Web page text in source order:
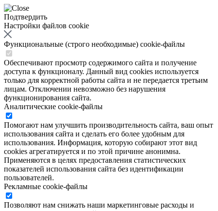
Подтвердить
Настройки файлов cookie
Функциональные (строго необходимые) cookie-файлы
Обеспечивают просмотр содержимого сайта и получение
доступа к функционалу. Данный вид cookies используется
только для корректной работы сайта и не передается третьим
лицам. Отключении невозможно без нарушения
функционирования сайта.
Аналитические cookie-файлы
Помогают нам улучшить производительность сайта, ваш опыт
использования сайта и сделать его более удобным для
использования. Информация, которую собирают этот вид
cookies агрегатируется и по этой причине анонимна.
Применяются в целях предоставления статистических
показателей использования сайта без идентификации
пользователей.
Рекламные cookie-файлы
Позволяют нам снижать наши маркетинговые расходы и